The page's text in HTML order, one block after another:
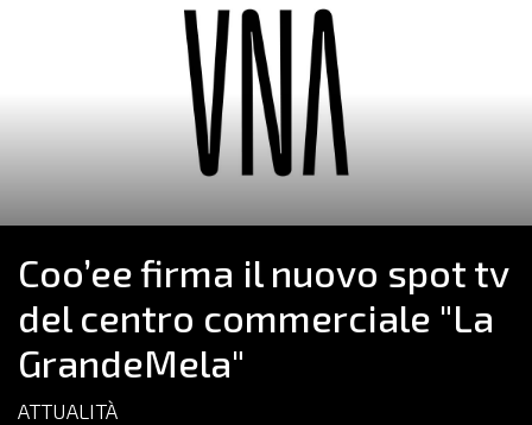
Coo’ee firma il nuovo spot tv
del centro commerciale "La
GrandeMela"
ATTUALITÀ